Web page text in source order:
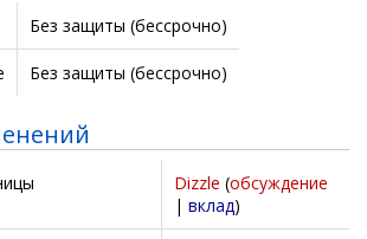
Без защиты (бессрочно)
Без защиты (бессрочно)
Dizzle (обсуждение
| вклад)